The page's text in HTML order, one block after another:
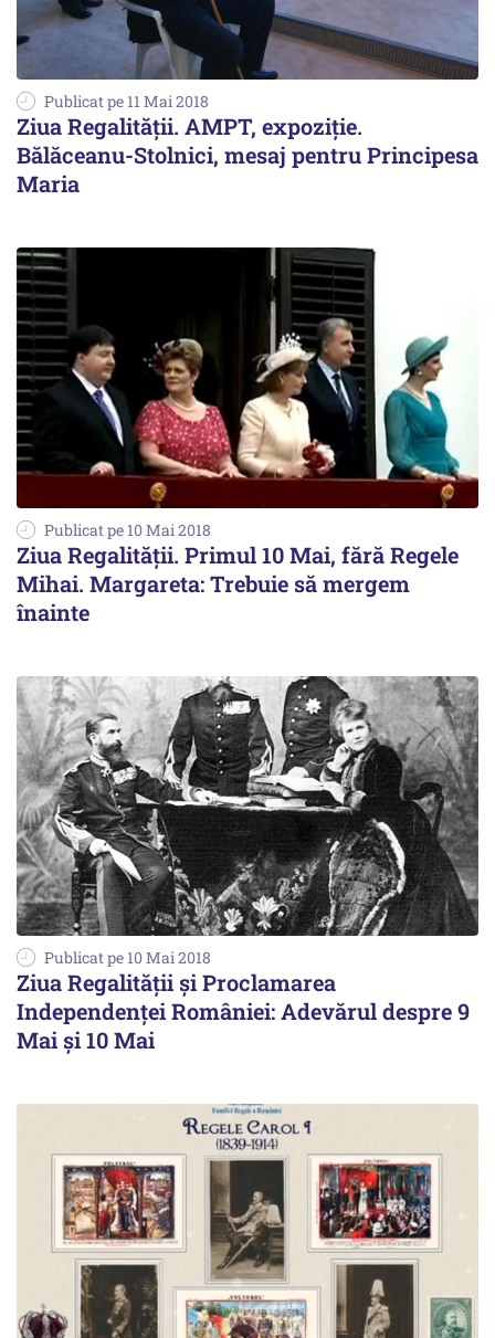
Publicat pe 11 Mai 2018
Ziua Regalității. AMPT, expoziție.
Bălăceanu-Stolnici, mesaj pentru Principesa
Maria
Publicat pe 10 Mai 2018
Ziua Regalităţii. Primul 10 Mai, fără Regele
Mihai. Margareta: Trebuie să mergem
înainte
Publicat pe 10 Mai 2018
Ziua Regalității și Proclamarea
Independenței României: Adevărul despre 9
Mai și 10 Mai